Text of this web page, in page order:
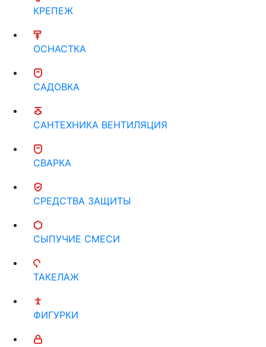
КРЕПЕЖ
ОСНАСТКА
САДОВКА
САНТЕХНИКА ВЕНТИЛЯЦИЯ
СВАРКА
СРЕДСТВА ЗАЩИТЫ
СЫПУЧИЕ СМЕСИ
ТАКЕЛАЖ
ФИГУРКИ